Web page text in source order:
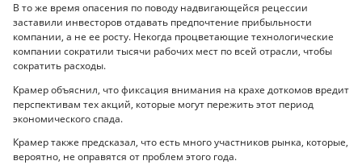
В то же время опасения по поводу надвигающейся рецессии
заставили инвесторов отдавать предпочтение прибыльности
компании, а не ее росту. Некогда процветающие технологические
компании сократили тысячи рабочих мест по всей отрасли, чтобы
сократить расходы.
Крамер объяснил, что фиксация внимания на крахе доткомов вредит
перспективам тех акций, которые могут пережить этот период
экономического спада.
Крамер также предсказал, что есть много участников рынка, которые,
вероятно, не оправятся от проблем этого года.